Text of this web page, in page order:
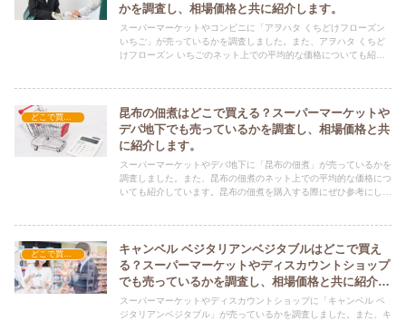
かを調査し、相場価格と共に紹介します。
スーパーマーケットやコンビニに「アヲハタ くちどけフローズン
いちご」が売っているかを調査しました。また、アヲハタ くちど
けフローズン いちごのネット上での平均的な価格についても紹介
昆布の佃煮はどこで買える？スーパーマーケットや
デパ地下でも売っているかを調査し、相場価格と共
に紹介します。
スーパーマーケットやデパ地下に「昆布の佃煮」が売っているかを
調査しました。また、昆布の佃煮のネット上での平均的な価格につ
いても紹介しています。昆布の佃煮を購入する際にぜひ参考にして
キャンベル ベジタリアンベジタブルはどこで買え
る？スーパーマーケットやディスカウントショップ
でも売っているかを調査し、相場価格と共に紹介し
ます。
スーパーマーケットやディスカウントショップに「キャンベル ベ
ジタリアンベジタブル」が売っているかを調査しました。また、キ